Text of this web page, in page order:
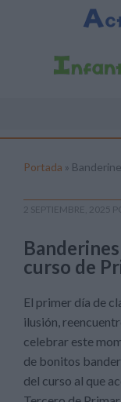
Portada »
2 SEPTIEMBRE, 2025
curso de
El primer día de
ilusión,
celebrar este
de bonitos
del curso al que